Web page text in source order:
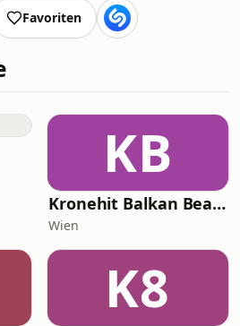
Favoriten
KB
Kronehit Balkan Beats
Wien
K8